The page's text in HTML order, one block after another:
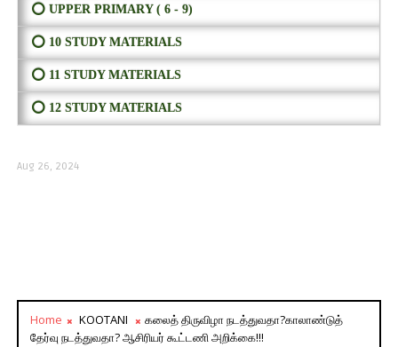
⭕ UPPER PRIMARY ( 6 - 9)
⭕ 10 STUDY MATERIALS
⭕ 11 STUDY MATERIALS
⭕ 12 STUDY MATERIALS
Aug 26, 2024
Home KOOTANI
கலைத் திருவிழா நடத்துவதா?காலாண்டுத்
தேர்வு நடத்துவதா? ஆசிரியர் கூட்டணி அறிக்கை!!!